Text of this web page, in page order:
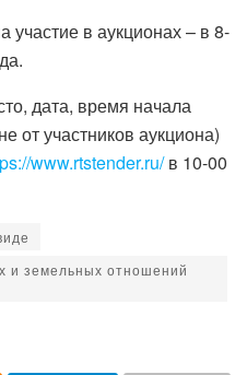
участие в аукционах – в 8-
дата, время начала
от участников аукциона)
www.rtstender.ru/в 10-00
и земельных отношений